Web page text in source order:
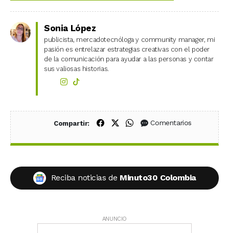
Sonia López
publicista, mercadotecnóloga y community manager, mi
pasión es entrelazar estrategias creativas con el poder
de la comunicación para ayudar a las personas y contar
sus valiosas historias.
Compartir: Compartir en Facebook
Compartir en X (Twitter)
Compartir en WhatsApp
Comentarios
Reciba noticias de Minuto30 Colombia
ANUNCIO